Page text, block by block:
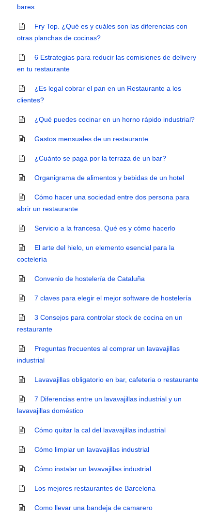
bares
Fry Top. ¿Qué es y cuáles son las diferencias con
otras planchas de cocinas?
6 Estrategias para reducir las comisiones de delivery
en tu restaurante
¿Es legal cobrar el pan en un Restaurante a los
clientes?
¿Qué puedes cocinar en un horno rápido industrial?
Gastos mensuales de un restaurante
¿Cuánto se paga por la terraza de un bar?
Organigrama de alimentos y bebidas de un hotel
Cómo hacer una sociedad entre dos persona para
abrir un restaurante
Servicio a la francesa. Qué es y cómo hacerlo
El arte del hielo, un elemento esencial para la
coctelería
Convenio de hostelería de Cataluña
7 claves para elegir el mejor software de hostelería
3 Consejos para controlar stock de cocina en un
restaurante
Preguntas frecuentes al comprar un lavavajillas
industrial
Lavavajillas obligatorio en bar, cafeteria o restaurante
7 Diferencias entre un lavavajillas industrial y un
lavavajillas doméstico
Cómo quitar la cal del lavavajillas industrial
Cómo limpiar un lavavajillas industrial
Cómo instalar un lavavajillas industrial
Los mejores restaurantes de Barcelona
Como llevar una bandeja de camarero